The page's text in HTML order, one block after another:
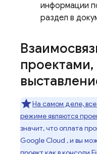
информации
раздел в
проектами,
На самом деле,
режиме являются
значит, что оплата
Google Cloud , и вы